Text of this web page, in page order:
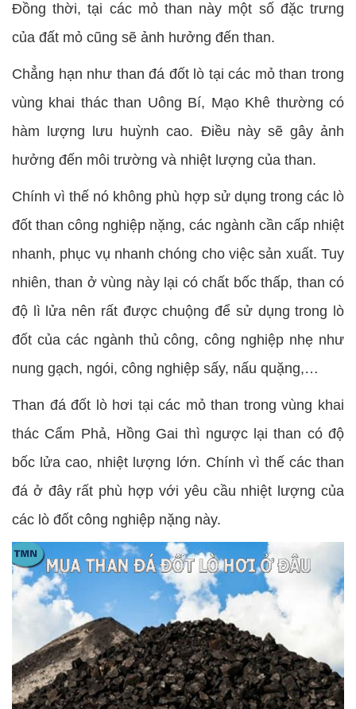
Đồng thời, tại các mỏ than này một số đặc trưng
của đất mỏ cũng sẽ ảnh hưởng đến than.
Chẳng hạn như than đá đốt lò tại các mỏ than trong
vùng khai thác than Uông Bí, Mạo Khê thường có
hàm lượng lưu huỳnh cao. Điều này sẽ gây ảnh
hưởng đến môi trường và nhiệt lượng của than.
Chính vì thế nó không phù hợp sử dụng trong các lò
đốt than công nghiệp nặng, các ngành cần cấp nhiệt
nhanh, phục vụ nhanh chóng cho việc sản xuất. Tuy
nhiên, than ở vùng này lại có chất bốc thấp, than có
độ lì lửa nên rất được chuộng để sử dụng trong lò
đốt của các ngành thủ công, công nghiệp nhẹ như
nung gạch, ngói, công nghiệp sấy, nấu quặng,…
Than đá đốt lò hơi tại các mỏ than trong vùng khai
thác Cẩm Phả, Hồng Gai thì ngược lại than có độ
bốc lửa cao, nhiệt lượng lớn. Chính vì thế các than
đá ở đây rất phù hợp với yêu cầu nhiệt lượng của
các lò đốt công nghiệp nặng này.